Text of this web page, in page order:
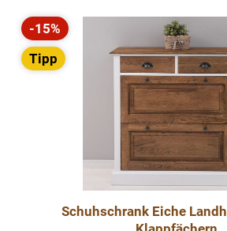
Rabatt
-15%
Tipp
Schuhschrank Eiche